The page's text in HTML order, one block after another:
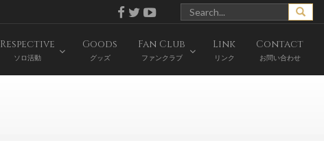
Respective
ソロ活動
Goods
グッズ
Fan Club
ファンクラブ
Link
リンク
Contact
お問い合わせ